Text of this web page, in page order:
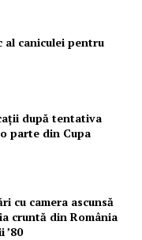
al caniculei pentru
după tentativa
parte din Cupa
cu camera ascunsă
cruntă din România
’80